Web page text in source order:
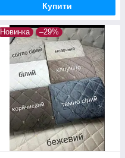
Купити
Новинка –29%